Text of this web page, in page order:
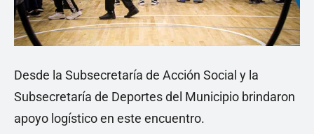
Desde la Subsecretaría de Acción Social y la
Subsecretaría de Deportes del Municipio brindaron
apoyo logístico en este encuentro.